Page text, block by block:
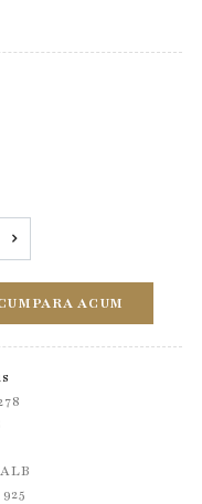
ACUM